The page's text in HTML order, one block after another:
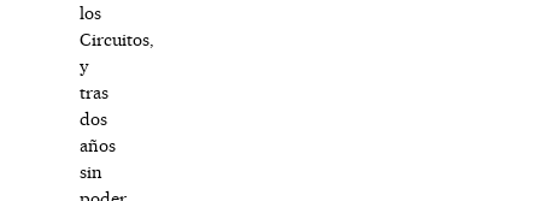
los
Circuitos,
y
tras
dos
años
sin